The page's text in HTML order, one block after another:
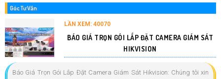
Góc Tư Vấn
LẦN XEM: 40070
BÁO GIÁ TRỌN GÓI LẮP ĐẶT CAMERA GIÁM SÁT
HIKVISION
Báo Giá Trọn Gói Lắp Đặt Camera Giám Sát Hikvision: Chúng tôi xin